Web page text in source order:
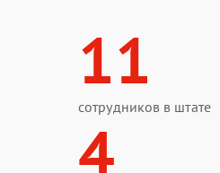
11
сотрудников в штате
4